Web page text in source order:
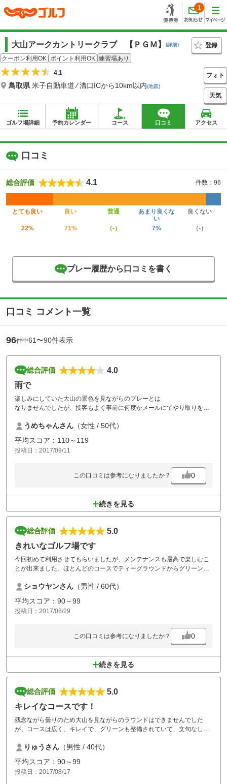
1
大山アークカントリークラブ 【ＰＧＭ】 (詳細)
登録
クーポン利用OK ポイント利用OK 練習場あり
4.1
鳥取県 米子自動車道 ⁄ 溝口ICから10km以内(地図)
フォト
天気
ゴルフ場詳細 予約カレンダー コース 口コミ アクセス
口コミ
総合評価 4.1 件数：96
とても良い 良い 普通
あまり良くな
い
良くない
22% 71% （-） 7% （-）
プレー履歴から口コミを書く
口コミ コメント一覧
96件中61〜90件表示
総合評価
4.0
雨で
楽しみにしていた大山の景色を見ながらのプレーとは
なりませんでしたが、接客もよく事前に何度かメールにてやり取りをさ
た。
また、女性ロッカーは割と殺伐としているところが多いのですが、こち
らは広くきれいでした。
また伺います。
うめちゃんさん （女性 / 50代）
平均スコア：110～119
投稿日：2017/09/11
この口コミは参考になりましたか？ 0
続きを見る
総合評価
5.0
きれいなゴルフ場です
今回初めて利用させてもらいましたが、メンテナンスも最高で楽しむこ
とが出来ました。ほとんどのコースでティーグラウンドからグリーンが
較的広く、調子が良ければスコアがまとまりやすいコースです。
ショウヤンさん （男性 / 60代）
平均スコア：90～99
投稿日：2017/08/29
この口コミは参考になりましたか？ 0
続きを見る
総合評価
5.0
キレイなコースです！
残念ながら曇りのため大山を見ながらのラウンドはできませんでした
が、コースは広く、キレイで、グリーンも整備されていて、文句なしで
いと思います。、
りゅうさん （男性 / 40代）
平均スコア：90～99
投稿日：2017/08/17